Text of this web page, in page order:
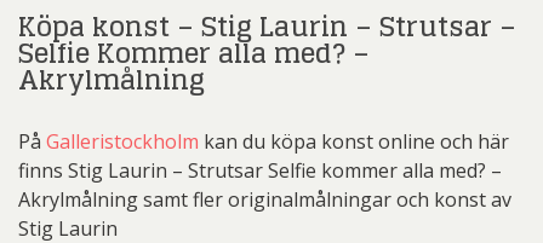
Köpa konst – Stig Laurin – Strutsar –
Selfie Kommer alla med? –
Akrylmålning
På Galleristockholm kan du köpa konst online och här
finns Stig Laurin – Strutsar Selfie kommer alla med? –
Akrylmålning samt fler originalmålningar och konst av
Stig Laurin